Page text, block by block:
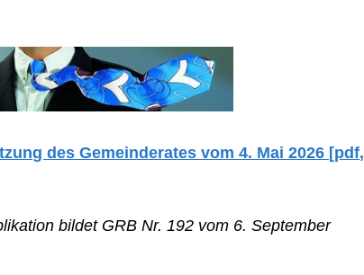
des Gemeinderates vom 4. Mai 2026 [pdf,
bildet GRB Nr. 192 vom 6. September